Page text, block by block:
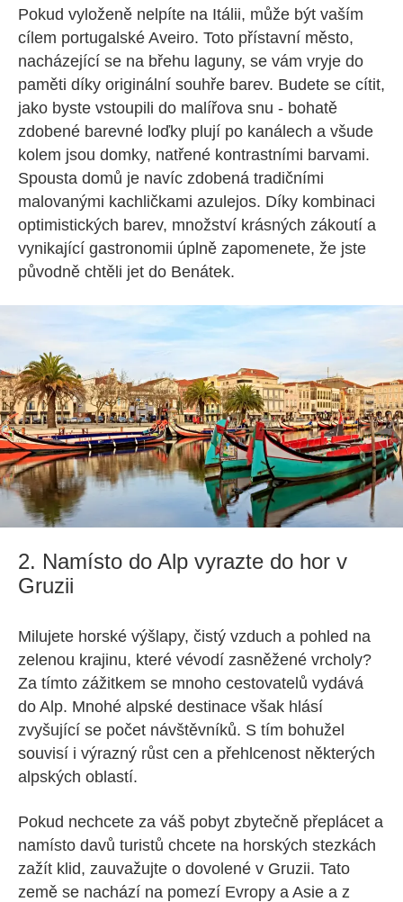
Pokud vyloženě nelpíte na Itálii, může být vaším
cílem portugalské Aveiro. Toto přístavní město,
nacházející se na břehu laguny, se vám vryje do
paměti díky originální souhře barev. Budete se cítit,
jako byste vstoupili do malířova snu - bohatě
zdobené barevné loďky plují po kanálech a všude
kolem jsou domky, natřené kontrastními barvami.
Spousta domů je navíc zdobená tradičními
malovanými kachličkami azulejos. Díky kombinaci
optimistických barev, množství krásných zákoutí a
vynikající gastronomii úplně zapomenete, že jste
původně chtěli jet do Benátek.
2. Namísto do Alp vyrazte do hor v
Gruzii
Milujete horské výšlapy, čistý vzduch a pohled na
zelenou krajinu, které vévodí zasněžené vrcholy?
Za tímto zážitkem se mnoho cestovatelů vydává
do Alp. Mnohé alpské destinace však hlásí
zvyšující se počet návštěvníků. S tím bohužel
souvisí i výrazný růst cen a přehlcenost některých
alpských oblastí.
Pokud nechcete za váš pobyt zbytečně přeplácet a
namísto davů turistů chcete na horských stezkách
zažít klid, zauvažujte o dovolené v Gruzii. Tato
země se nachází na pomezí Evropy a Asie a z